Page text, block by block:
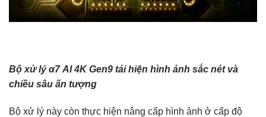
Bộ xử lý α7 AI 4K Gen9 tái hiện hình ảnh sắc nét và
chiều sâu ấn tượng
Bộ xử lý này còn thực hiện nâng cấp hình ảnh ở cấp độ